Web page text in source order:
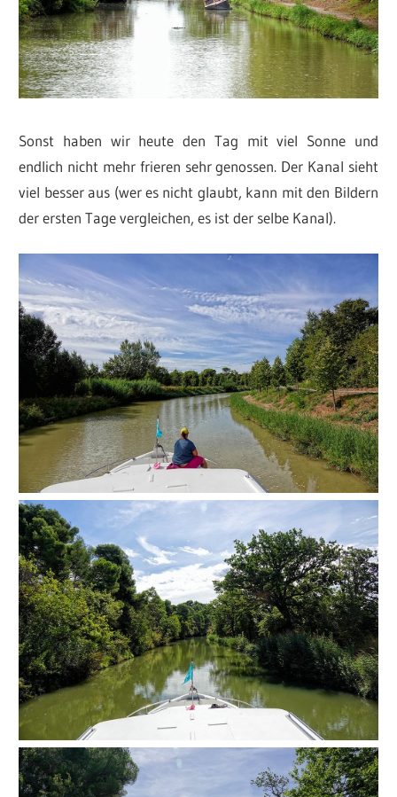
Sonst haben wir heute den Tag mit viel Sonne und
endlich nicht mehr frieren sehr genossen. Der Kanal sieht
viel besser aus (wer es nicht glaubt, kann mit den Bildern
der ersten Tage vergleichen, es ist der selbe Kanal).